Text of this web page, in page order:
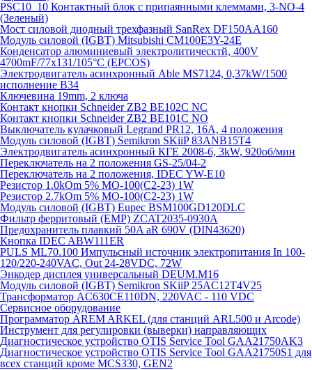
PSC10_10 Контактный блок с припаянными клеммами, 3-NO-4
(Зеленый)
Мост силовой диодный трехфазный SanRex DF150AA160
Модуль силовой (IGBT) Mitsubishi CM100E3Y-24E
Конденсатор алюминиевый электролитическтй, 400V
4700mF/77x131/105°C (EPCOS)
Электродвигатель асинхронный Able MS7124, 0,37kW/1500
исполнение В34
Ключевина 19mm, 2 ключа
Контакт кнопки Schneider ZB2 BE102C NC
Контакт кнопки Schneider ZB2 BE101C NO
Выключатель кулачковый Legrand PR12, 16A, 4 положения
Модуль силовой (IGBT) Semikron SKiiP 83ANB15T4
Электродвигатель асинхронный КГЕ 2008-6, 3kW, 920об/мин
Переключатель на 2 положения GS-25/04-2
Переключатель на 2 положения, IDEC YW-E10
Резистор 1.0kOm 5% МО-100(С2-23) 1W
Резистор 2.7kOm 5% МО-100(С2-23) 1W
Модуль силовой (IGBT) Eupec BSM100GD120DLC
Фильтр ферритовый (EMP) ZCAT2035-0930A
Предохранитель плавкий 50A aR 690V (DIN43620)
Кнопка IDEC ABW111ER
PULS ML70.100 Импульсный источник электропитания In 100-
120/220-240VAC, Out 24-28VDC, 72W
Энкодер дисплея универсальный DEUM.M16
Модуль силовой (IGBT) Semikron SKiiP 25AC12T4V25
Трансформатор AC630CE110DN, 220VAC - 110 VDC
Сервисное оборудование
Программатор AREM ARKEL (для станций ARL500 и Arcode)
Инструмент для регулировки (выверки) направляющих
Диагностическое устройство OTIS Service Tool GAA21750AK3
Диагностическое устройство OTIS Service Tool GAA21750S1 для
всех станций кроме MCS330, GEN2